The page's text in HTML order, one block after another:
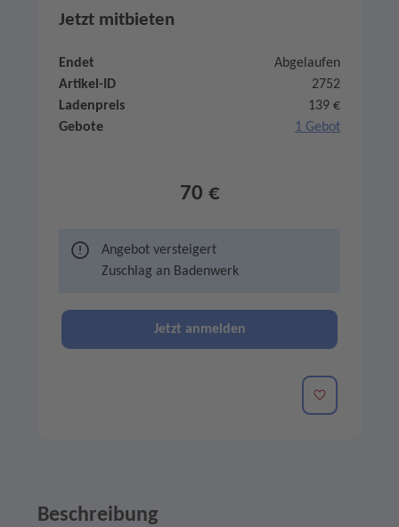
Jetzt mitbieten
Endet
Abgelaufen
Artikel-ID
2752
Ladenpreis
139 €
Gebote
1 Gebot
70 €
Angebot versteigert
Zuschlag an Badenwerk
Jetzt anmelden
Merken
Beschreibung